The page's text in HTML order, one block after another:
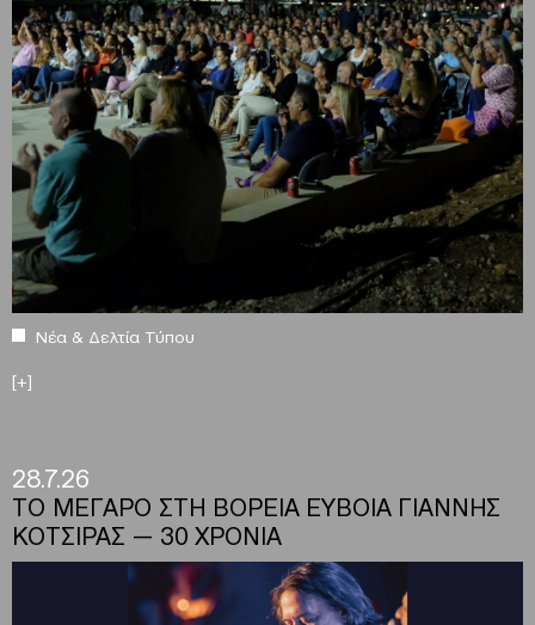
Νέα & Δελτία Τύπου
[+]
28.7.26
ΤΟ ΜΕΓΑΡΟ ΣΤΗ ΒΟΡΕΙΑ ΕΥΒΟΙΑ ΓΙΑΝΝΗΣ
ΚΟΤΣΙΡΑΣ — 30 ΧΡΟΝΙΑ